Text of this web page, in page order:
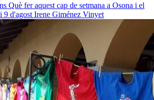
Què fer aquest cap de setmana a Osona i el
9 d'agost Irene Giménez Vinyet